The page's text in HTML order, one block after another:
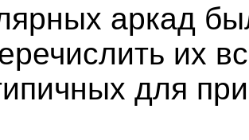
аркад
их
для